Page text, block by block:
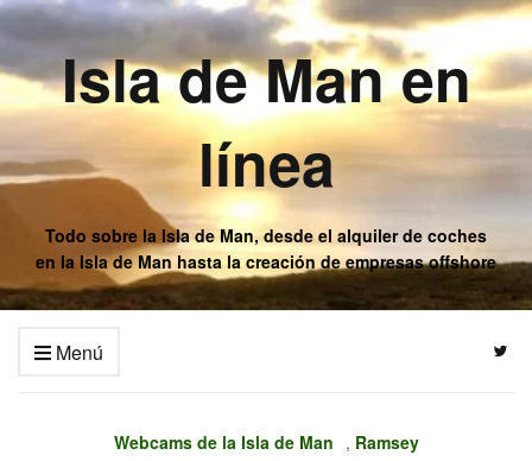
Isla de Man en
línea
Todo sobre la Isla de Man, desde el alquiler de coches
en la Isla de Man hasta la creación de empresas offshore
Menú
Webcams de la Isla de Man , Ramsey